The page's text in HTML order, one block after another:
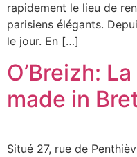
rapidement le lieu de
parisiens élégants.
le jour. En […]
O’Breizh:
made in
Situé 27, rue de